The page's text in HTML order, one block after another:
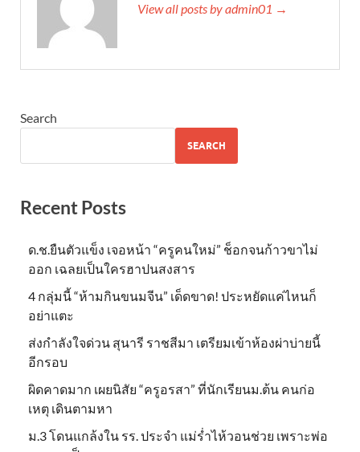
View all posts by admin01 →
Search
SEARCH
Recent Posts
ด.ช.ยืนตัวแข็ง เจอหน้า “ครูคนใหม่” ช็อกจนก้าวขาไม่
ออก เฉลยเป็นใครฮาปนสงสาร
4 กลุ่มนี้ “ห้ามกินขนมจีน” เด็ดขาด! ประหยัดแค่ไหนก็
อย่าแตะ
ส่งกำลังใจด่วน สุนารี ราชสีมา เตรียมเข้าห้องผ่าบ่ายนี้
อีกรอบ
ผิดคาดมาก เผยนิสัย “ครูอรสา” ที่นักเรียนม.ต้น คนก่อ
เหตุ เดินตามหา
ม.3 โดนแกล้งใน รร. ประจำ แม่ร่ำไห้วอนช่วย เพราะพ่อ